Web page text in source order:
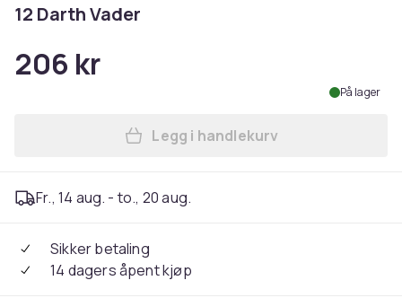
12 Darth Vader
206 kr
På lager
Legg Kompatibelt
Legg i handlekurv
Fr., 14 aug. - to., 20 aug.
Sikker betaling
14 dagers åpent kjøp